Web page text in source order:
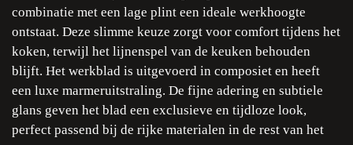
combinatie met een lage plint een ideale werkhoogte
ontstaat. Deze slimme keuze zorgt voor comfort tijdens het
koken, terwijl het lijnenspel van de keuken behouden
blijft. Het werkblad is uitgevoerd in composiet en heeft
een luxe marmeruitstraling. De fijne adering en subtiele
glans geven het blad een exclusieve en tijdloze look,
perfect passend bij de rijke materialen in de rest van het